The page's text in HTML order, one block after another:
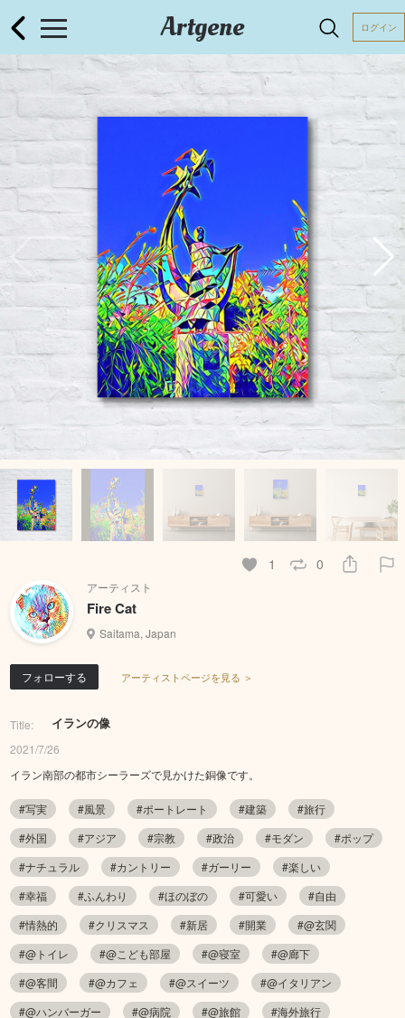
Artgene ログイン
1 0
アーティスト
Fire Cat
Saitama, Japan
フォローする アーティストページを見る ＞
Title: イランの像
2021/7/26
イラン南部の都市シーラーズで見かけた銅像です。
#写実 #風景 #ポートレート #建築
#旅行
#外国
#アジア #宗教 #政治 #モダン
#ポップ
#ナチュラル
#カントリー #ガーリー
#楽しい
#幸福
#ふんわり #ほのぼの #可愛い
#自由
#情熱的
#クリスマス #新居 #開業
#@玄関
#@トイレ
#@こども部屋 #@寝室
#@廊下
#@客間
#@カフェ #@スイーツ
#@イタリアン
#@ハンバーガー
#@病院 #@旅館 #海外旅行